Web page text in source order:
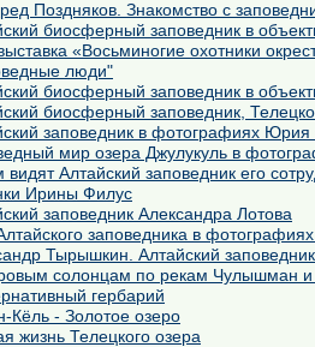
Поздняков. Знакомство с
биосферный заповедник в
люди"
биосферный заповедник в
биосферный заповедник,
заповедник в фотографиях
мир озера Джулукуль в
видят Алтайский заповедник его
Ирины Филус
заповедник Александра Лотова
заповедника в
Тырышкин. Алтайский
солонцам по рекам Чулышман
гербарий
Кёль - Золотое озеро
жизнь Телецкого озера